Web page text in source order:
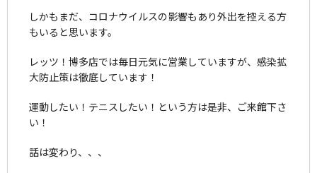
しかもまだ、コロナウイルスの影響もあり外出を控える方
もいると思います。
レッツ！博多店では毎日元気に営業していますが、感染拡
大防止策は徹底しています！
運動したい！テニスしたい！という方は是非、ご来館下さ
い！
話は変わり、、、